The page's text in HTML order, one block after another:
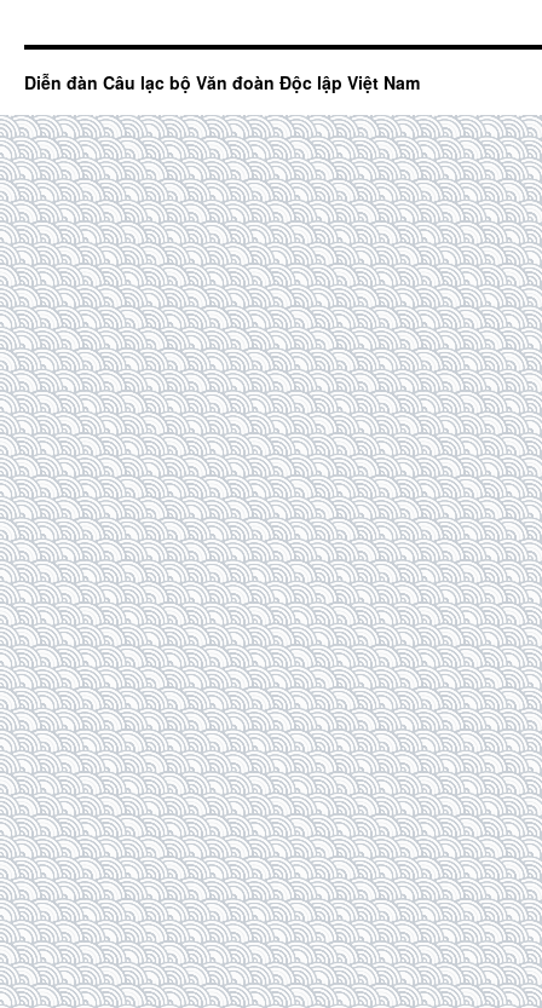
Diễn đàn Câu lạc bộ Văn đoàn Độc lập Việt Nam